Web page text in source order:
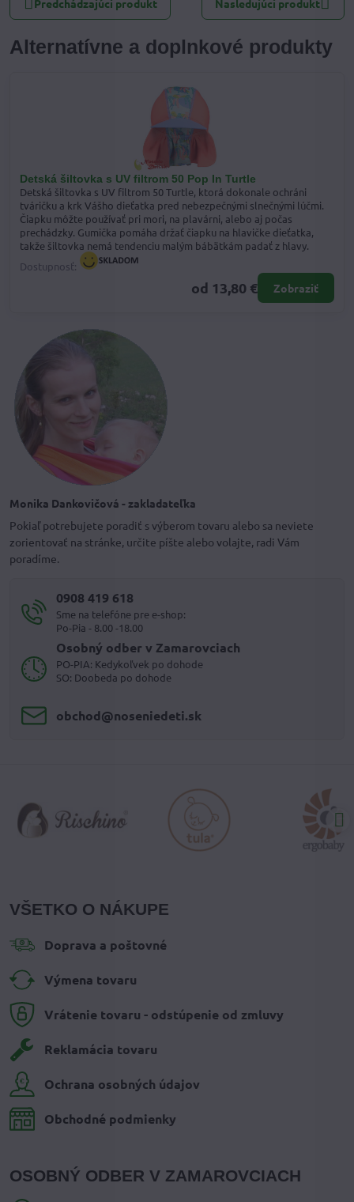
Alternatívne a doplnkové produkty
Detská šiltovka s UV filtrom 50 Pop In Turtle
Detská šiltovka s UV filtrom 50 Turtle, ktorá dokonale ochráni
tváričku a krk Vášho dieťatka pred nebezpečnými slnečnými lúčmi.
Čiapku môžte používať pri mori, na plavárni, alebo aj počas
prechádzky. Gumička pomáha držať čiapku na hlavičke dieťatka,
takže šiltovka nemá tendenciu malým bábätkám padať z hlavy.
Dostupnosť:
od 13,80 € Zobraziť
Monika Dankovičová - zakladateľka
Pokiaľ potrebujete poradiť s výberom tovaru alebo sa neviete
zorientovať na stránke, určite píšte alebo volajte, radi Vám
poradíme.
0908 419 618
Sme na telefóne pre e-shop:
Po-Pia - 8.00 -18.00
Osobný odber v Zamarovciach
PO-PIA: Kedykoľvek po dohode
SO: Doobeda po dohode
obchod​@noseniedeti​.sk
VŠETKO O NÁKUPE
Doprava a poštovné
Výmena tovaru
Vrátenie tovaru - odstúpenie od zmluvy
Reklamácia tovaru
Ochrana osobných údajov
Obchodné podmienky
OSOBNÝ ODBER V ZAMAROVCIACH